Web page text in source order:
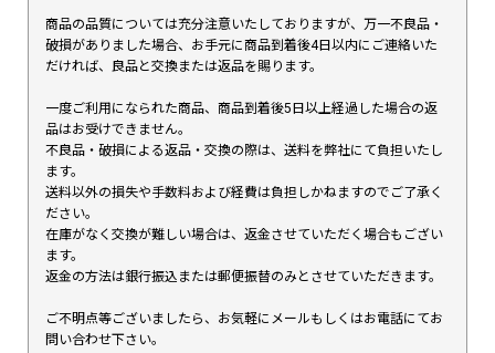
商品の品質については充分注意いたしておりますが、万一不良品・
破損がありました場合、お手元に商品到着後4日以内にご連絡いた
だければ、良品と交換または返品を賜ります。
一度ご利用になられた商品、商品到着後5日以上経過した場合の返
品はお受けできません。
不良品・破損による返品・交換の際は、送料を弊社にて負担いたし
ます。
送料以外の損失や手数料および経費は負担しかねますのでご了承く
ださい。
在庫がなく交換が難しい場合は、返金させていただく場合もござい
ます。
返金の方法は銀行振込または郵便振替のみとさせていただきます。
ご不明点等ございましたら、お気軽にメールもしくはお電話にてお
問い合わせ下さい。